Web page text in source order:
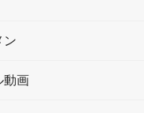
ン
動画